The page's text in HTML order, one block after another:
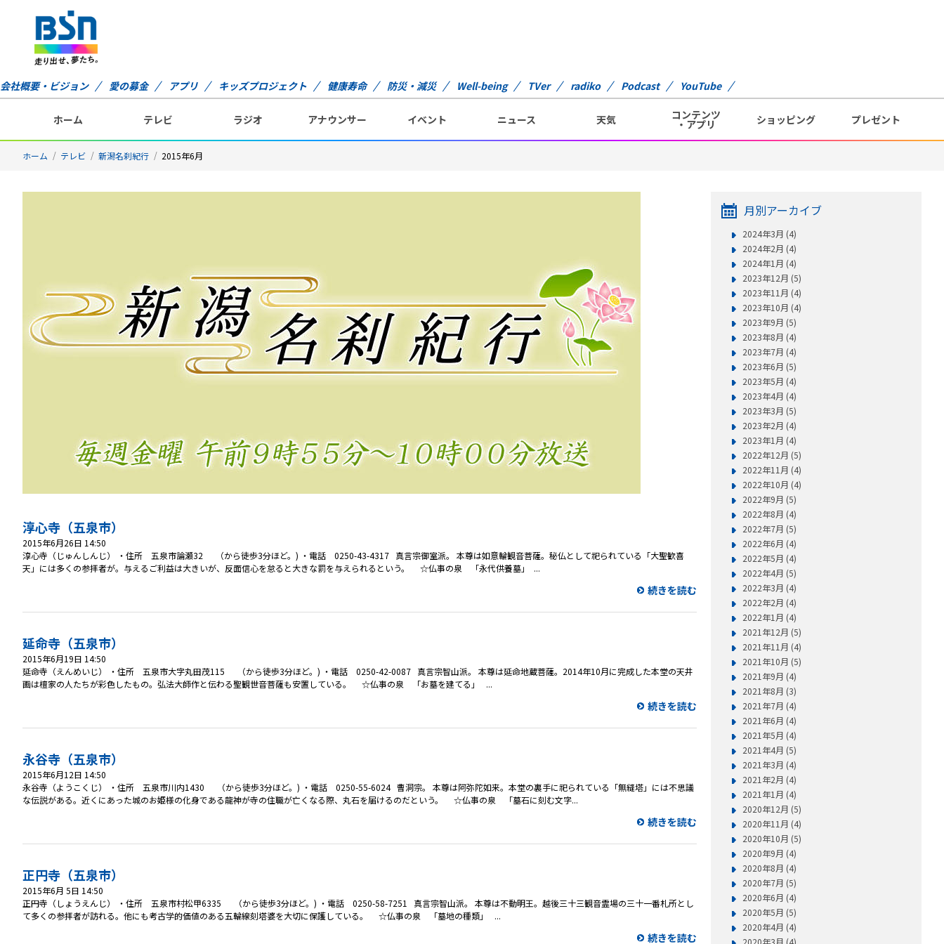
会社概要・ビジョン 愛の募金 アプリ キッズプロジェクト 健康寿命 防災・減災 Well-being TVer radiko Podcast YouTube
ホーム テレビ ラジオ アナウンサー イベント ニュース 天気 コンテンツ
・アプリ ショッピング プレゼント
ホーム テレビ 新潟名刹紀行 2015年6月
淳心寺（五泉市）
2015年6月26日 14:50
淳心寺（じゅんしんじ） ・住所 五泉市論瀬32 （から徒歩3分ほど。) ・電話 0250-43-4317 真言宗御室派。 本尊は如意輪観音菩薩。秘仏として祀られている「大聖歓喜
天」には多くの参拝者が。与えるご利益は大きいが、反面信心を怠ると大きな罰を与えられるという。 ☆仏事の泉 「永代供養墓」 ...
続きを読む
延命寺（五泉市）
2015年6月19日 14:50
延命寺（えんめいじ） ・住所 五泉市大字丸田茂115 （から徒歩3分ほど。) ・電話 0250-42-0087 真言宗智山派。 本尊は延命地蔵菩薩。2014年10月に完成した本堂の天井
画は檀家の人たちが彩色したもの。弘法大師作と伝わる聖観世音菩薩も安置している。 ☆仏事の泉 「お墓を建てる」 ...
続きを読む
永谷寺（五泉市）
2015年6月12日 14:50
永谷寺（ようこくじ） ・住所 五泉市川内1430 （から徒歩3分ほど。) ・電話 0250-55-6024 曹洞宗。 本尊は阿弥陀如来。本堂の裏手に祀られている「無縫塔」には不思議
な伝説がある。近くにあった城のお姫様の化身である龍神が寺の住職が亡くなる際、丸石を届けるのだという。 ☆仏事の泉 「墓石に刻む文字...
続きを読む
正円寺（五泉市）
2015年6月 5日 14:50
正円寺（しょうえんじ） ・住所 五泉市村松甲6335 （から徒歩3分ほど。) ・電話 0250-58-7251 真言宗智山派。 本尊は不動明王。越後三十三観音霊場の三十一番札所とし
て多くの参拝者が訪れる。他にも考古学的価値のある五輪線刻塔婆を大切に保護している。 ☆仏事の泉 「墓地の種類」 ...
続きを読む
月別アーカイブ
2024年3月 (4)
2024年2月 (4)
2024年1月 (4)
2023年12月 (5)
2023年11月 (4)
2023年10月 (4)
2023年9月 (5)
2023年8月 (4)
2023年7月 (4)
2023年6月 (5)
2023年5月 (4)
2023年4月 (4)
2023年3月 (5)
2023年2月 (4)
2023年1月 (4)
2022年12月 (5)
2022年11月 (4)
2022年10月 (4)
2022年9月 (5)
2022年8月 (4)
2022年7月 (5)
2022年6月 (4)
2022年5月 (4)
2022年4月 (5)
2022年3月 (4)
2022年2月 (4)
2022年1月 (4)
2021年12月 (5)
2021年11月 (4)
2021年10月 (5)
2021年9月 (4)
2021年8月 (3)
2021年7月 (4)
2021年6月 (4)
2021年5月 (4)
2021年4月 (5)
2021年3月 (4)
2021年2月 (4)
2021年1月 (4)
2020年12月 (5)
2020年11月 (4)
2020年10月 (5)
2020年9月 (4)
2020年8月 (4)
2020年7月 (5)
2020年6月 (4)
2020年5月 (5)
2020年4月 (4)
2020年3月 (4)